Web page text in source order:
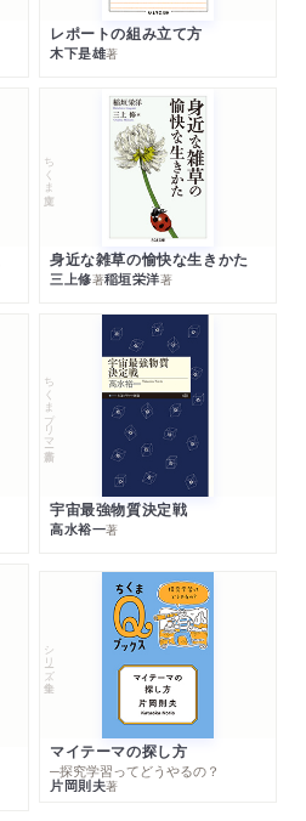
レポートの組み立て方
木下是雄著
ちくま文庫
身近な雑草の愉快な生きかた
三上修著稲垣栄洋著
ちくまプリマー新書
宇宙最強物質決定戦
高水裕一著
シリーズ・全集
マイテーマの探し方
─探究学習ってどうやるの？
片岡則夫著